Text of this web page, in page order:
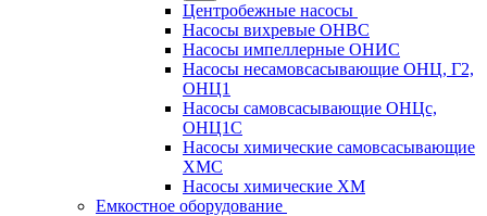
Центробежные насосы
Насосы вихревые ОНВС
Насосы импеллерные ОНИС
Насосы несамовсасывающие ОНЦ, Г2,
ОНЦ1
Насосы самовсасывающие ОНЦс,
ОНЦ1С
Насосы химические самовсасывающие
ХМС
Насосы химические ХМ
Емкостное оборудование